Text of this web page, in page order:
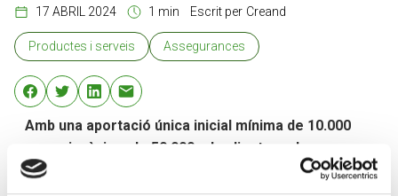
17 ABRIL 2024 1 min Escrit per Creand
Productes i serveis Assegurances
Amb una aportació única inicial mínima de 10.000
euros i màxima de 50.000, els clients poden
rendibilitzar els seus estalvis a mitjà termini